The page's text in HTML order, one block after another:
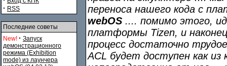
· RSS
Последние советы
New! · Запуск
демонстрационного
режима (Exhibition
mode) из лаунчера
переноса нашего кода с
webOS .... помимо этого,
платформы Tizen, и
процесс достаточно
ACL будет доступен как